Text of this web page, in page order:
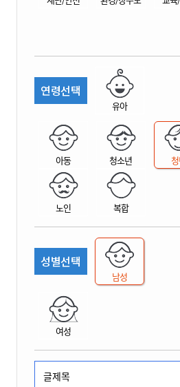
연령선택
유아
아동 청소년
노인 복합
성별선택
남성
여성